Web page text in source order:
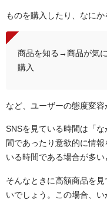
ものを購入したり、なにか
商品を知る→商品が気
購入
など、ユーザーの態度変容
SNSを見ている時間は「
間であったり意欲的に情
いる時間である場合が多い
そんなときに高額商品を
いでしょう。この場合、